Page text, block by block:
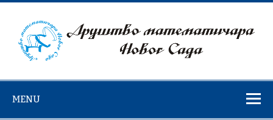
Skip
content
matematičara
Novog Sada
MENU